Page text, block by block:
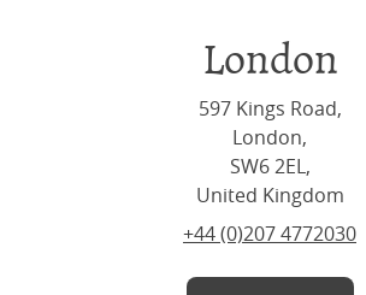
London
597 Kings Road,
London,
SW6 2EL,
United Kingdom
+44 (0)207 4772030